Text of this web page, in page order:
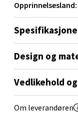
Opprinnelsesland:
Design og
Vedlikehold
Om leverandøren
Orkanger
Thon Senter
Orkanger